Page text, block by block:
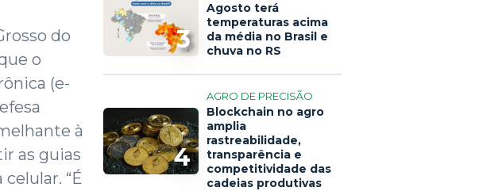
do
o
(e-
à
as guias
“É
3
Agosto terá
temperaturas acima
da média no Brasil e
chuva no RS
4
AGRO DE PRECISÃO
Blockchain no agro
amplia
rastreabilidade,
transparência e
competitividade das
cadeias produtivas